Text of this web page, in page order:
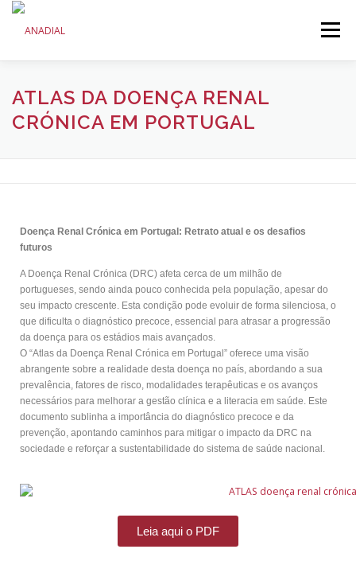
Menu
ANADIAL DOENÇA RENAL CRÓNICA
ATLAS DA DOENÇA RENAL
CRÓNICA EM PORTUGAL
Doença Renal Crónica em Portugal: Retrato atual e os desafios
futuros
A Doença Renal Crónica (DRC) afeta cerca de um milhão de
portugueses, sendo ainda pouco conhecida pela população, apesar do
seu impacto crescente. Esta condição pode evoluir de forma silenciosa, o
que dificulta o diagnóstico precoce, essencial para atrasar a progressão
da doença para os estádios mais avançados.
O “Atlas da Doença Renal Crónica em Portugal” oferece uma visão
abrangente sobre a realidade desta doença no país, abordando a sua
prevalência, fatores de risco, modalidades terapêuticas e os avanços
necessários para melhorar a gestão clínica e a literacia em saúde. Este
documento sublinha a importância do diagnóstico precoce e da
prevenção, apontando caminhos para mitigar o impacto da DRC na
sociedade e reforçar a sustentabilidade do sistema de saúde nacional.
Leia aqui o PDF